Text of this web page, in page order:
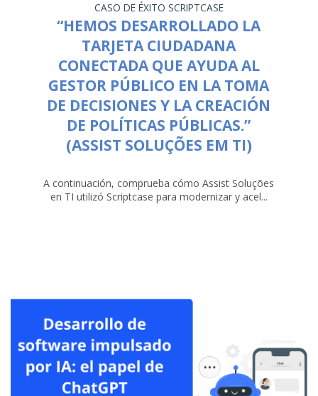
CASO DE ÉXITO SCRIPTCASE
“HEMOS DESARROLLADO LA
TARJETA CIUDADANA
CONECTADA QUE AYUDA AL
GESTOR PÚBLICO EN LA TOMA
DE DECISIONES Y LA CREACIÓN
DE POLÍTICAS PÚBLICAS.”
(ASSIST SOLUÇÕES EM TI)
A continuación, comprueba cómo Assist Soluções
en TI utilizó Scriptcase para modernizar y acel...